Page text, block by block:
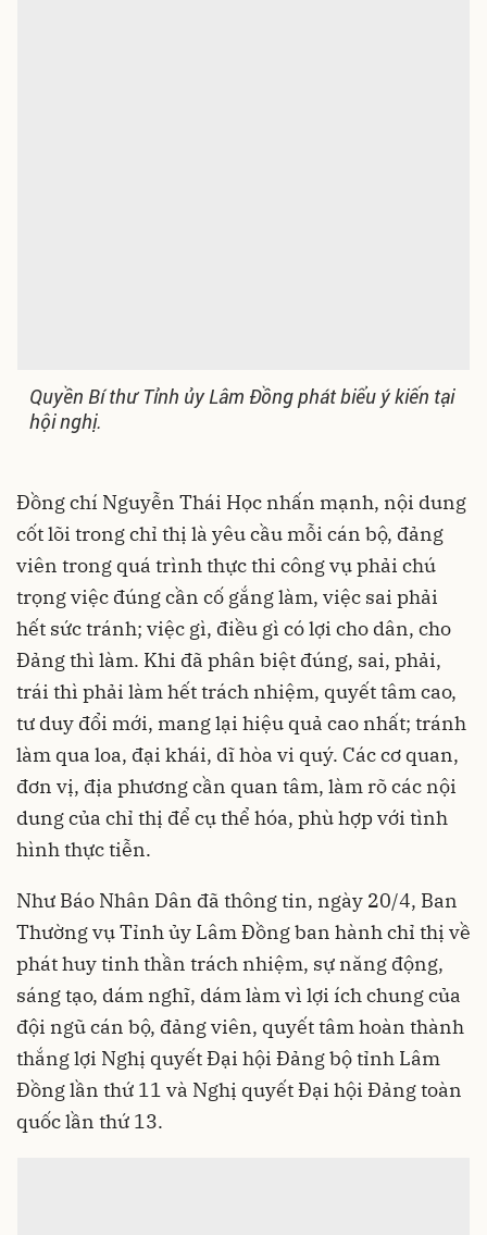
Quyền Bí thư Tỉnh ủy Lâm Đồng phát biểu ý kiến tại
hội nghị.
Đồng chí Nguyễn Thái Học nhấn mạnh, nội dung
cốt lõi trong chỉ thị là yêu cầu mỗi cán bộ, đảng
viên trong quá trình thực thi công vụ phải chú
trọng việc đúng cần cố gắng làm, việc sai phải
hết sức tránh; việc gì, điều gì có lợi cho dân, cho
Đảng thì làm. Khi đã phân biệt đúng, sai, phải,
trái thì phải làm hết trách nhiệm, quyết tâm cao,
tư duy đổi mới, mang lại hiệu quả cao nhất; tránh
làm qua loa, đại khái, dĩ hòa vi quý. Các cơ quan,
đơn vị, địa phương cần quan tâm, làm rõ các nội
dung của chỉ thị để cụ thể hóa, phù hợp với tình
hình thực tiễn.
Như Báo Nhân Dân đã thông tin, ngày 20/4, Ban
Thường vụ Tỉnh ủy Lâm Đồng ban hành chỉ thị về
phát huy tinh thần trách nhiệm, sự năng động,
sáng tạo, dám nghĩ, dám làm vì lợi ích chung của
đội ngũ cán bộ, đảng viên, quyết tâm hoàn thành
thắng lợi Nghị quyết Đại hội Đảng bộ tỉnh Lâm
Đồng lần thứ 11 và Nghị quyết Đại hội Đảng toàn
quốc lần thứ 13.